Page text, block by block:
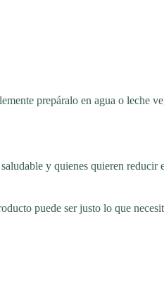
prepáralo en agua o leche
y quienes quieren
puede ser justo lo que